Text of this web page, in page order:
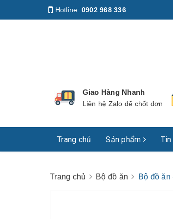
Hotline: 0902 968 336
Giao Hàng Nhanh
Liên hệ Zalo để chốt đơn
Trang chủ Sản phẩm
Trang chủ Bộ đồ ăn Bộ đồ